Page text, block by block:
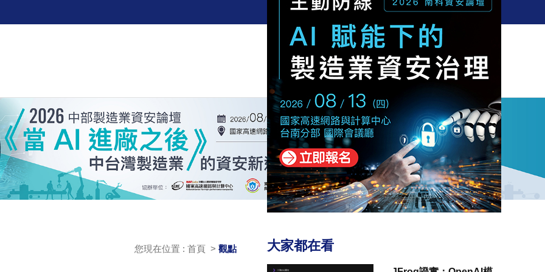
訂閱電子報
新聞 觀點 解決方案 活動
您現在位置 : 首頁 > 觀點 大家都在看